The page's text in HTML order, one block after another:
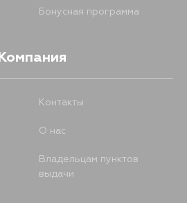
Бонусная программа
Компания
Контакты
О нас
Владельцам пунктов
выдачи